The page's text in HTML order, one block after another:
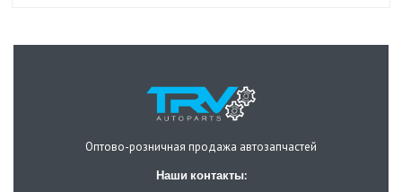
Оптово-розничная продажа автозапчастей
Наши контакты: